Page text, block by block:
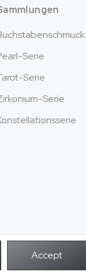
Serie
Serie
Serie